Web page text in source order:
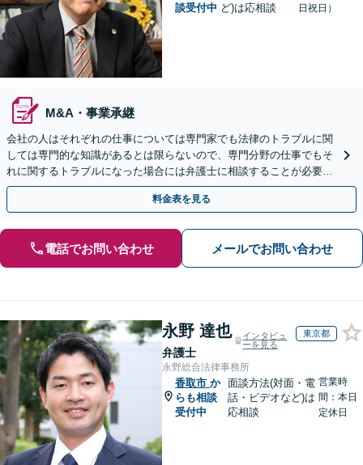
談受付中 ど)は応相談
日祝日）
M&A・事業承継
会社の人はそれぞれの仕事については専門家でも法律のトラブルに関
しては専門的な知識があるとは限らないので、専門分野の仕事でもそ
れに関するトラブルになった場合には弁護士に相談することが必要不
可欠だと思います。銀座駅1分、100社超の実績。
料金表を見る
電話でお問い合わせ メールでお問い合わせ
永野 達也
弁護士
インタビュ
ーを見る
東京都
永野総合法律事務所
香取市 か
らも相談
受付中
面談方法(対面・電
話・ビデオなど)は
応相談
営業時
間：本日
定休日